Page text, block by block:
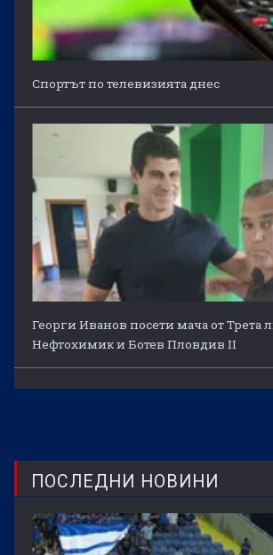
Спортът по телевизията днес
Георги Иванов посети мача от Трета
Нефтохимик и Ботев Пловдив II
ПОСЛЕДНИ НОВИНИ